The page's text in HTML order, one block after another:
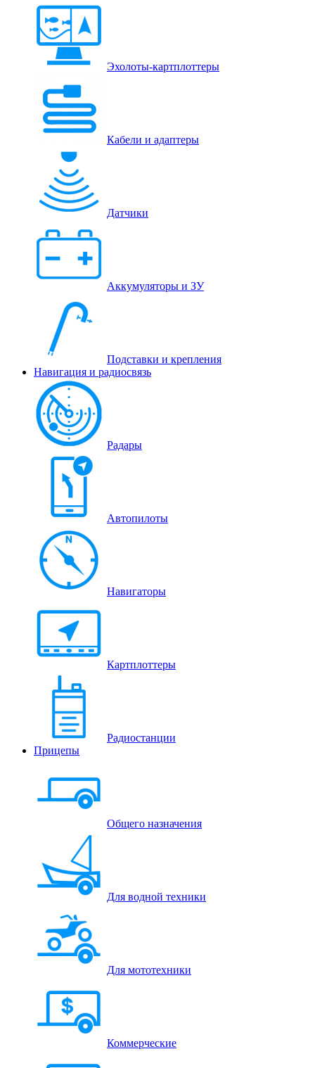
Эхолоты-картплоттеры
Кабели и адаптеры
Датчики
Аккумуляторы и ЗУ
Подставки и крепления
Навигация и радиосвязь
Радары
Автопилоты
Навигаторы
Картплоттеры
Радиостанции
Прицепы
Общего назначения
Для водной техники
Для мототехники
Коммерческие